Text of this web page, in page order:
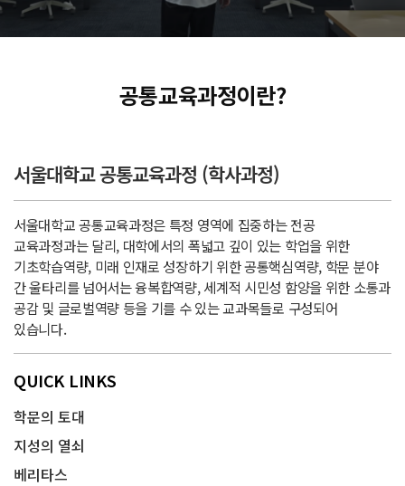
공통교육과정이란?
서울대학교 공통교육과정 (학사과정)
서울대학교 공통교육과정은 특정 영역에 집중하는 전공
교육과정과는 달리, 대학에서의 폭넓고 깊이 있는 학업을 위한
기초학습역량, 미래 인재로 성장하기 위한 공통핵심역량, 학문 분야
간 울타리를 넘어서는 융복합역량, 세계적 시민성 함양을 위한 소통과
공감 및 글로벌역량 등을 기를 수 있는 교과목들로 구성되어
있습니다.
QUICK LINKS
학문의 토대
지성의 열쇠
베리타스